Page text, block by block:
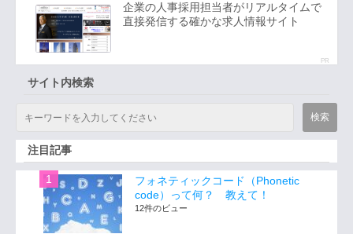
PR
企業の人事採用担当者がリアルタイムで
直接発信する確かな求人情報サイト
サイト内検索
注目記事
フォネティックコード（Phonetic
code）って何？ 教えて！
12件のビュー